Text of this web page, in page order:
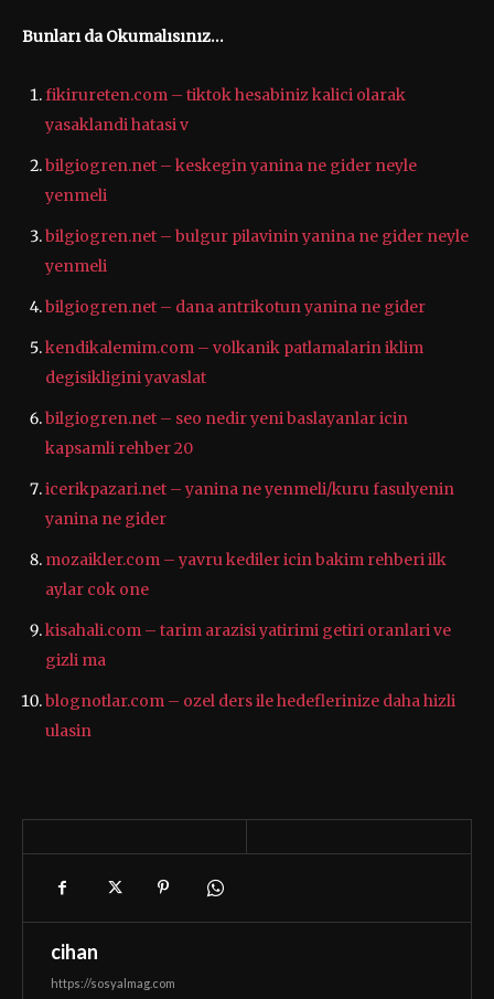
Bunları da Okumalısınız…
fikirureten.com – tiktok hesabiniz kalici olarak
yasaklandi hatasi v
bilgiogren.net – keskegin yanina ne gider neyle
yenmeli
bilgiogren.net – bulgur pilavinin yanina ne gider neyle
yenmeli
bilgiogren.net – dana antrikotun yanina ne gider
kendikalemim.com – volkanik patlamalarin iklim
degisikligini yavaslat
bilgiogren.net – seo nedir yeni baslayanlar icin
kapsamli rehber 20
icerikpazari.net – yanina ne yenmeli/kuru fasulyenin
yanina ne gider
mozaikler.com – yavru kediler icin bakim rehberi ilk
aylar cok one
kisahali.com – tarim arazisi yatirimi getiri oranlari ve
gizli ma
blognotlar.com – ozel ders ile hedeflerinize daha hizli
ulasin
cihan
https://sosyalmag.com